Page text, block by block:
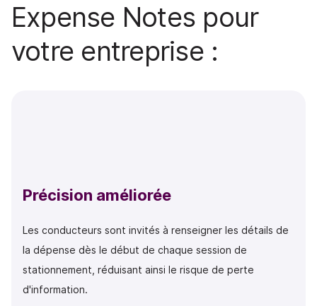
Expense Notes pour
votre entreprise :
Précision améliorée
Les conducteurs sont invités à renseigner les détails de
la dépense dès le début de chaque session de
stationnement, réduisant ainsi le risque de perte
d'information.